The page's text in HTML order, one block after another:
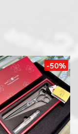
-50%